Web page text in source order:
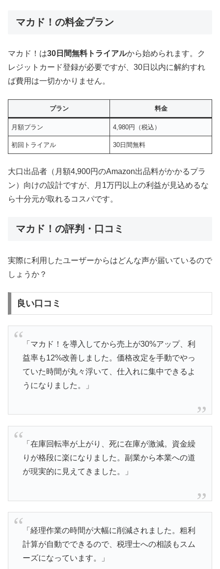
マカド！の料金プラン
マカド！は30日間無料トライアルから始められます。ク
レジットカード登録が必要ですが、30日以内に解約すれ
ば費用は一切かかりません。
プラン 料金
月額プラン 4,980円（税込）
初回トライアル 30日間無料
大口出品者（月額4,900円のAmazon出品料がかかるプラ
ン）向けの設計ですが、月1万円以上の利益が見込めるな
ら十分元が取れるコスパです。
マカド！の評判・口コミ
実際に利用したユーザーからはどんな声が届いているので
しょうか？
良い口コミ
「マカド！を導入してから売上が30%アップ、利
益率も12%改善しました。価格改定を手動でやっ
ていた時間が丸々浮いて、仕入れに集中できるよ
うになりました。」
「在庫回転率が上がり、死に在庫が激減。資金繰
りが格段に楽になりました。副業から本業への道
が現実的に見えてきました。」
「経理作業の時間が大幅に削減されました。粗利
計算が自動でできるので、税理士への相談もスム
ーズになっています。」